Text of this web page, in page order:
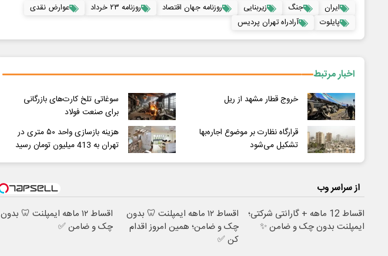
ایران جنگ زیربنایی روزنامه جهان اقتصاد روزنامه ۲۳ خرداد
عوارض نقدی
پایلوت
آرادراه تهران پردیس
اخبار مرتبط
خروج قطار مشهد از ریل
سوغاتی تلخ کارت‌های بازرگانی
برای صنعت فولاد
قرارگاه نظارت بر موضوع اجاره‌بها
تشکیل می‌شود
هزینه بازسازی واحد ۵۰ متری در
تهران به 413 میلیون تومان رسید
از سراسر وب
اقساط 12 ماهه + گارانتی شرکتی؛
ایمپلنت بدون چک و ضامن ✨
اقساط ۱۲ ماهه ایمپلنت 🦷 بدون
چک و ضامن؛ همین امروز اقدام
کن ✅
اقساط ۱۲ ماهه ایمپلنت 🦷 بدون
چک و ضامن ✅